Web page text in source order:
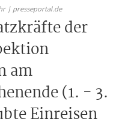
| presseportal.de
der
am
(1. - 3.
Einreisen